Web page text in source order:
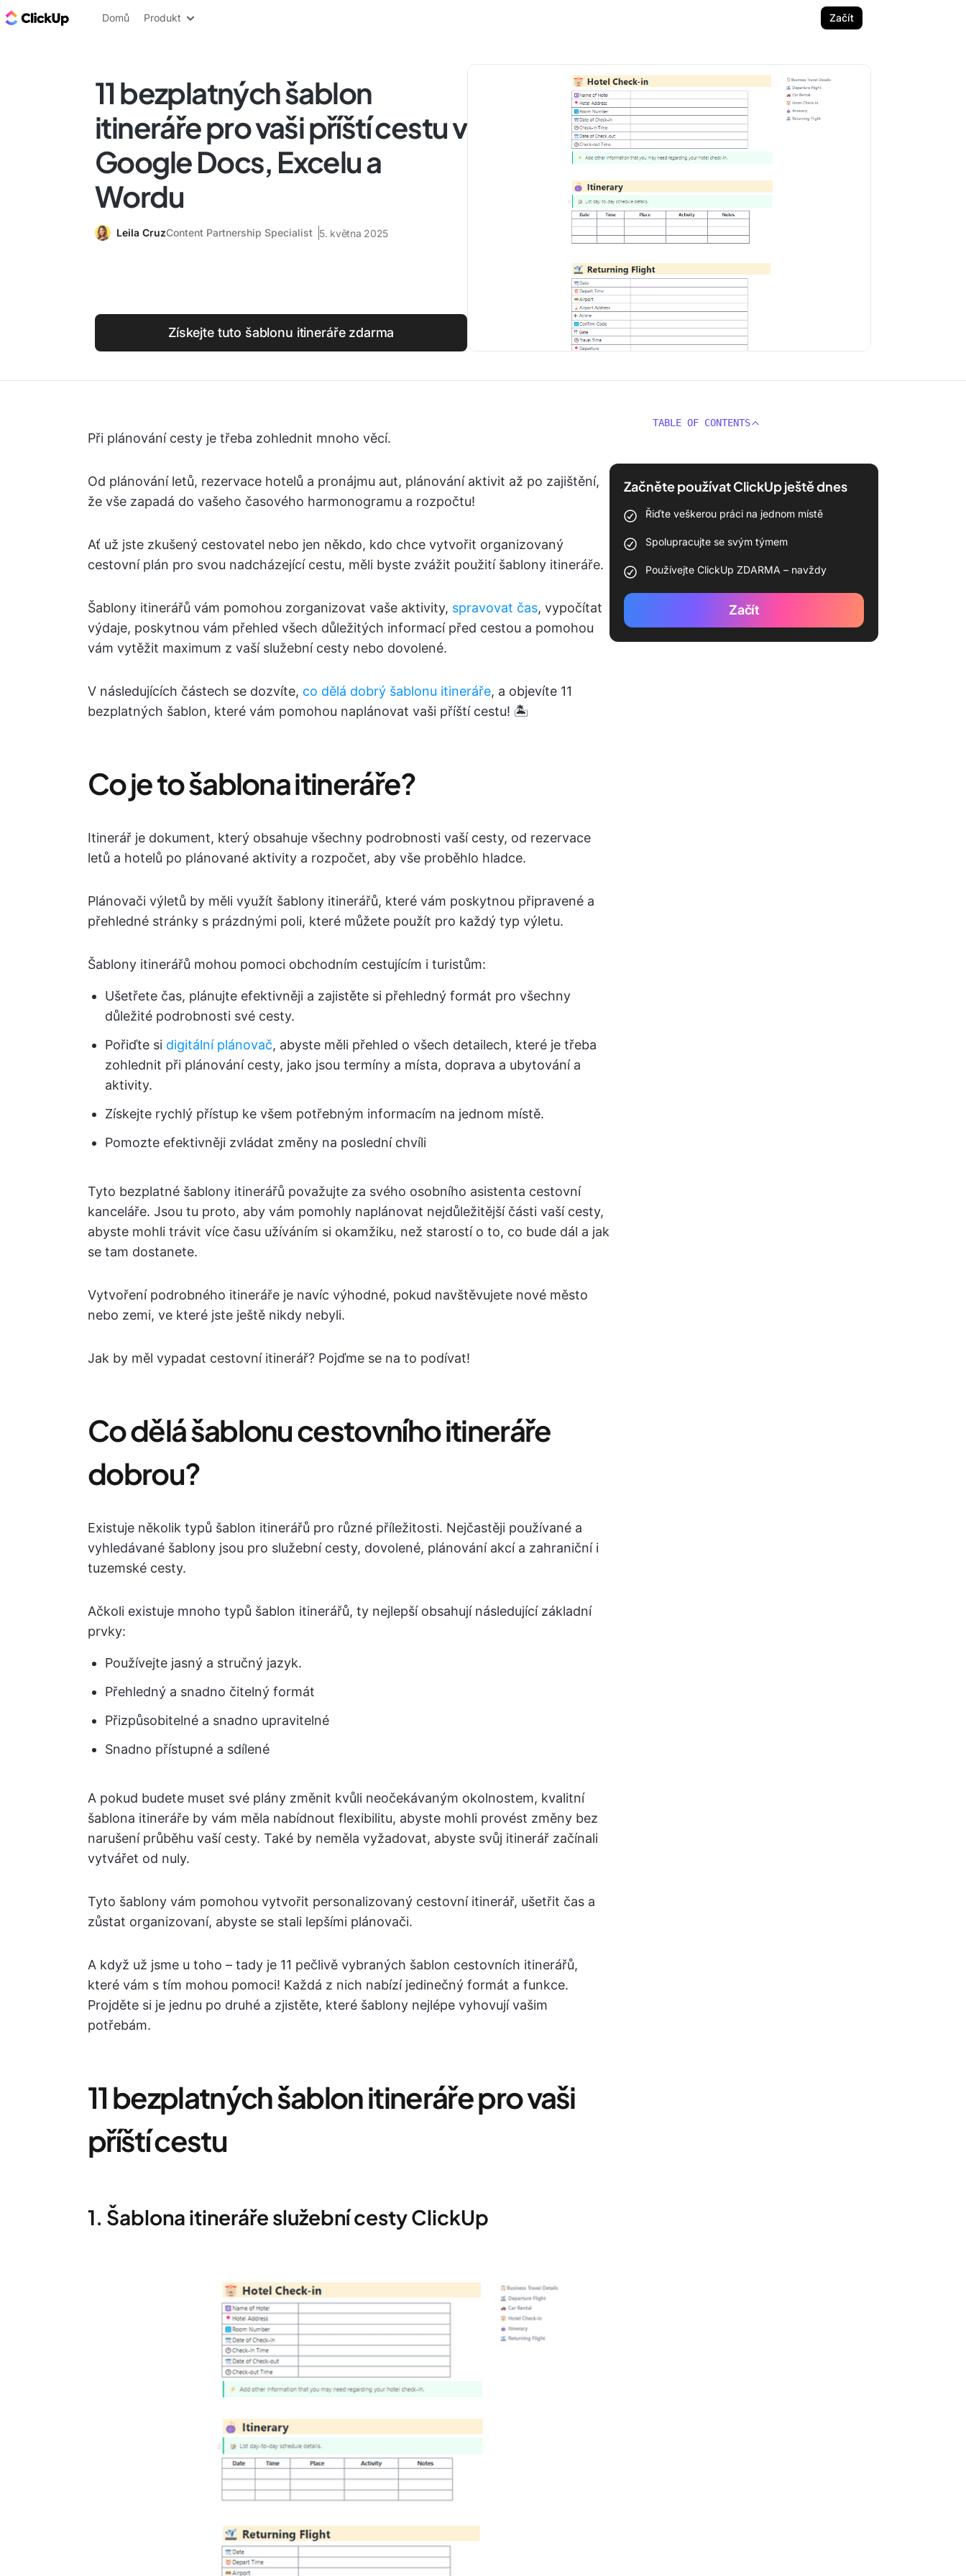
ClickUp blog
Domů Produkt Začít
11 bezplatných šablon
itineráře pro vaši příští cestu v
Google Docs, Excelu a
Wordu
Leila CruzContent Partnership Specialist 5. května 2025
Získejte tuto šablonu itineráře zdarma
Při plánování cesty je třeba zohlednit mnoho věcí.
Od plánování letů, rezervace hotelů a pronájmu aut, plánování aktivit až po zajištění,
že vše zapadá do vašeho časového harmonogramu a rozpočtu!
Ať už jste zkušený cestovatel nebo jen někdo, kdo chce vytvořit organizovaný
cestovní plán pro svou nadcházející cestu, měli byste zvážit použití šablony itineráře.
Šablony itinerářů vám pomohou zorganizovat vaše aktivity, spravovat čas, vypočítat
výdaje, poskytnou vám přehled všech důležitých informací před cestou a pomohou
vám vytěžit maximum z vaší služební cesty nebo dovolené.
V následujících částech se dozvíte, co dělá dobrý šablonu itineráře, a objevíte 11
bezplatných šablon, které vám pomohou naplánovat vaši příští cestu! 🏝️
Co je to šablona itineráře?
Itinerář je dokument, který obsahuje všechny podrobnosti vaší cesty, od rezervace
letů a hotelů po plánované aktivity a rozpočet, aby vše proběhlo hladce.
Plánovači výletů by měli využít šablony itinerářů, které vám poskytnou připravené a
přehledné stránky s prázdnými poli, které můžete použít pro každý typ výletu.
Šablony itinerářů mohou pomoci obchodním cestujícím i turistům:
Ušetřete čas, plánujte efektivněji a zajistěte si přehledný formát pro všechny
důležité podrobnosti své cesty.
Pořiďte si digitální plánovač, abyste měli přehled o všech detailech, které je třeba
zohlednit při plánování cesty, jako jsou termíny a místa, doprava a ubytování a
aktivity.
Získejte rychlý přístup ke všem potřebným informacím na jednom místě.
Pomozte efektivněji zvládat změny na poslední chvíli
Tyto bezplatné šablony itinerářů považujte za svého osobního asistenta cestovní
kanceláře. Jsou tu proto, aby vám pomohly naplánovat nejdůležitější části vaší cesty,
abyste mohli trávit více času užíváním si okamžiku, než starostí o to, co bude dál a jak
se tam dostanete.
Vytvoření podrobného itineráře je navíc výhodné, pokud navštěvujete nové město
nebo zemi, ve které jste ještě nikdy nebyli.
Jak by měl vypadat cestovní itinerář? Pojďme se na to podívat!
Co dělá šablonu cestovního itineráře
dobrou?
Existuje několik typů šablon itinerářů pro různé příležitosti. Nejčastěji používané a
vyhledávané šablony jsou pro služební cesty, dovolené, plánování akcí a zahraniční i
tuzemské cesty.
Ačkoli existuje mnoho typů šablon itinerářů, ty nejlepší obsahují následující základní
prvky:
Používejte jasný a stručný jazyk.
Přehledný a snadno čitelný formát
Přizpůsobitelné a snadno upravitelné
Snadno přístupné a sdílené
A pokud budete muset své plány změnit kvůli neočekávaným okolnostem, kvalitní
šablona itineráře by vám měla nabídnout flexibilitu, abyste mohli provést změny bez
narušení průběhu vaší cesty. Také by neměla vyžadovat, abyste svůj itinerář začínali
vytvářet od nuly.
Tyto šablony vám pomohou vytvořit personalizovaný cestovní itinerář, ušetřit čas a
zůstat organizovaní, abyste se stali lepšími plánovači.
A když už jsme u toho – tady je 11 pečlivě vybraných šablon cestovních itinerářů,
které vám s tím mohou pomoci! Každá z nich nabízí jedinečný formát a funkce.
Projděte si je jednu po druhé a zjistěte, které šablony nejlépe vyhovují vašim
potřebám.
11 bezplatných šablon itineráře pro vaši
příští cestu
1. Šablona itineráře služební cesty ClickUp
TABLE OF CONTENTS
Začněte používat ClickUp ještě dnes
Řiďte veškerou práci na jednom místě
Spolupracujte se svým týmem
Používejte ClickUp ZDARMA – navždy
Začít